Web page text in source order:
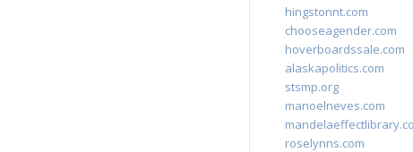
hingstonnt.com
chooseagender.com
hoverboardssale.com
alaskapolitics.com
stsmp.org
manoelneves.com
roselynns.com